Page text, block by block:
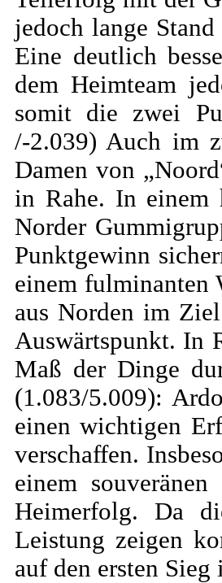
jedoch lange
Eine deutlich
dem Heimteam
somit die zwei
/-2.039) Auch im
Damen von
in Rahe. In einem
Norder
Punktgewinn
einem fulminanten
aus Norden im
Auswärtspunkt. In
Maß der Dinge
(1.083/5.009):
einen wichtigen
verschaffen.
einem
Heimerfolg. Da
Leistung zeigen
auf den ersten Sieg